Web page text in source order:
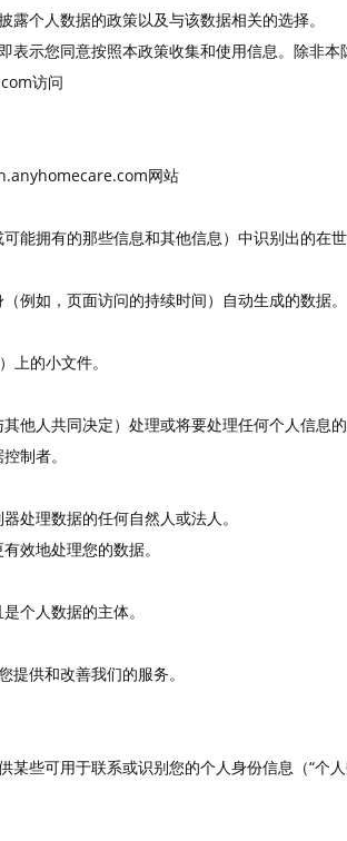
个人数据的政策以及与该数据相关的选择。
表示您同意按照本政策收集和使用信息。除非
访问
网站
能拥有的那些信息和其他信息）中识别出的在世
例如，页面访问的持续时间）自动生成的数据。
上的小文件。
他人共同决定）处理或将要处理任何个人信息的
制者。
处理数据的任何自然人或法人。
效地处理您的数据。
个人数据的主体。
供和改善我们的服务。
些可用于联系或识别您的个人身份信息（“个